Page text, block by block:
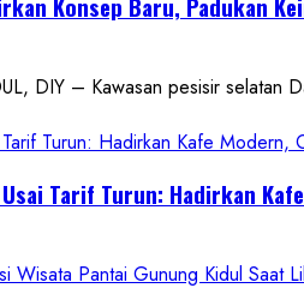
Konsep Baru, Padukan
DIY – Kawasan pesisir selatan
Turun: Hadirkan Kafe Modern,
Tarif Turun: Hadirkan
Wisata Pantai Gunung Kidul Saat